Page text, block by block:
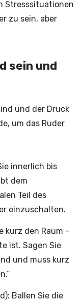
Stresssituationen
zu sein, aber
sein und
und der Druck
um das Ruder
innerlich bis
dem
Teil des
einzuschalten.
kurz den Raum –
ist. Sagen Sie
und muss kurz
Ballen Sie die